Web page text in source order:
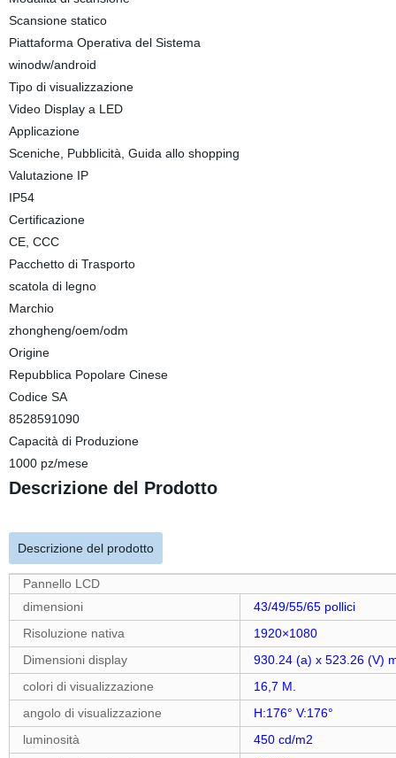
Scansione statico
Piattaforma Operativa del Sistema
winodw/android
Tipo di visualizzazione
Video Display a LED
Applicazione
Sceniche, Pubblicità, Guida allo shopping
Valutazione IP
IP54
Certificazione
CE, CCC
Pacchetto di Trasporto
scatola di legno
Marchio
zhongheng/oem/odm
Origine
Repubblica Popolare Cinese
Codice SA
8528591090
Capacità di Produzione
1000 pz/mese
Descrizione del Prodotto
Descrizione del prodotto
Pannello LCD
dimensioni
43/49/55/65 pollici
Risoluzione nativa
1920×1080
Dimensioni display
930.24 (a) x 523.26 (V)
colori di visualizzazione
16,7 M.
angolo di visualizzazione
H:176° V:176°
luminosità
450 cd/m2